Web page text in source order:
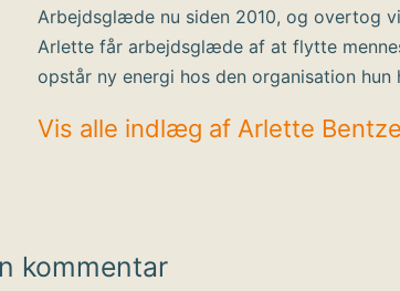
Arbejdsglæde nu siden 2010, og overtog
Arlette får arbejdsglæde af at flytte
opstår ny energi hos den organisation hun
Vis alle indlæg af Arlette
kommentar